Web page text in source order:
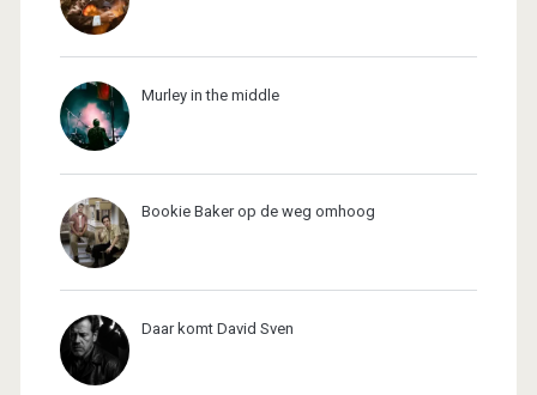
Murley in the middle
Bookie Baker op de weg omhoog
Daar komt David Sven